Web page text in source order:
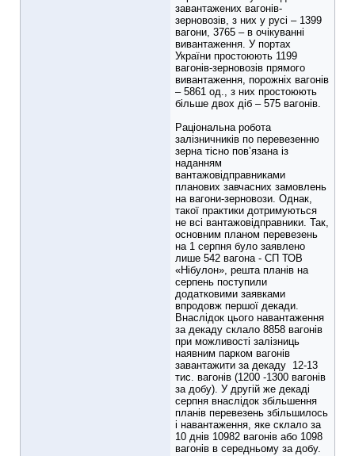
завантажених вагонів-
зерновозів, з них у русі – 1399
вагони, 3765 – в очікуванні
вивантаження. У портах
України простоюють 1199
вагонів-зерновозів прямого
вивантаження, порожніх вагонів
– 5861 од., з них простоюють
більше двох діб – 575 вагонів.
Раціональна робота
залізничників по перевезенню
зерна тісно пов’язана із
наданням
вантажовідправниками
планових завчасних замовлень
на вагони-зерновози. Однак,
такої практики дотримуються
не всі вантажовідправники. Так,
основним планом перевезень
на 1 серпня було заявлено
лише 542 вагона - СП ТОВ
«Нібулон», решта планів на
серпень поступили
додатковими заявками
впродовж першої декади.
Внаслідок цього навантаження
за декаду склало 8858 вагонів
при можливості залізниць
наявним парком вагонів
завантажити за декаду 12-13
тис. вагонів (1200 -1300 вагонів
за добу). У другій же декаді
серпня внаслідок збільшення
планів перевезень збільшилось
і навантаження, яке склало за
10 днів 10982 вагонів або 1098
вагонів в середньому за добу.